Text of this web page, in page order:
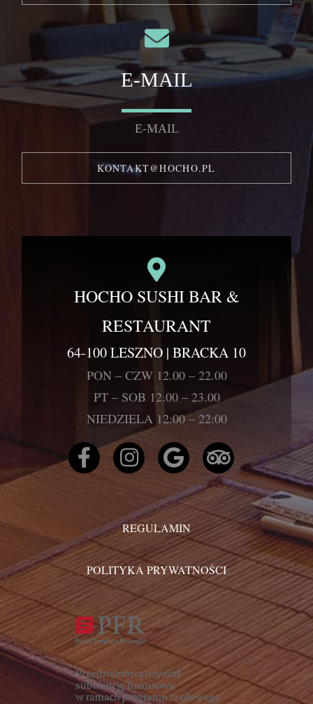
E-MAIL
E-MAIL
KONTAKT@HOCHO.PL
HOCHO SUSHI BAR &
RESTAURANT
64-100 LESZNO | BRACKA 10
PON – CZW 12.00 – 22.00
PT – SOB 12.00 – 23.00
NIEDZIELA 12:00 – 22:00
REGULAMIN
POLITYKA PRYWATNOŚCI